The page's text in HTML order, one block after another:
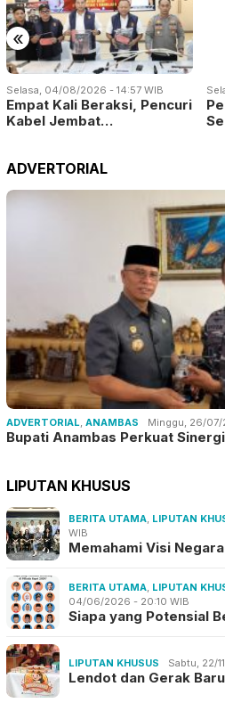
«
Selasa, 04/08/2026 - 14:57 WIB
Empat Kali Beraksi, Pencuri
Kabel Jembat…
ADVERTORIAL
ADVERTORIAL, ANAMBAS Minggu, 26/
Bupati Anambas Perkuat
LIPUTAN KHUSUS
BERITA UTAMA, LIPUTAN
WIB
Memahami Visi
BERITA UTAMA, LIPUTAN
04/06/2026 - 20:10 WIB
Siapa yang Potensial
LIPUTAN KHUSUS Sabtu, 22/
Lendot dan Gerak